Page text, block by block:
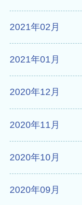
2021年02月
2021年01月
2020年12月
2020年11月
2020年10月
2020年09月